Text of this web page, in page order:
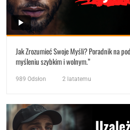
Jak Zrozumieć Swoje Myśli? Poradnik na
myśleniu szybkim i wolnym.”
989 Odsłon 2 latatemu